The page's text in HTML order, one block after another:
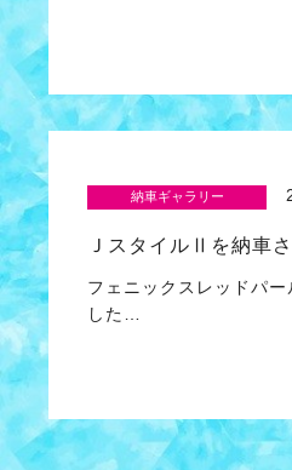
納車ギャラリー
ＪスタイルⅡを納車
フェニックスレッドパ
した…